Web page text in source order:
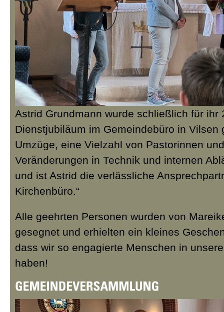
Astrid Grundmann wurde schließlich für ihr
Dienstjubiläum im Gemeindebüro in Vilsen
Umzüge, eine Vielzahl von Pastorinnen
Veränderungen in Technik und internen
und ist Astrid die verlässliche
Kirchenbüro.“
Alle geehrten Personen wurden von
gesegnet und erhielten ein kleines
dass wir so engagierte Menschen in
haben!